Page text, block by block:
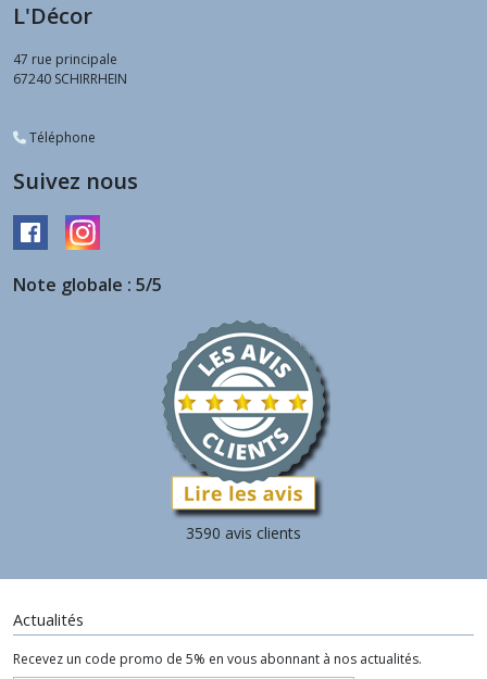
L'Décor
47 rue principale
67240 SCHIRRHEIN
Téléphone
Suivez nous
Note globale : 5/5
3590 avis clients
Actualités
Recevez un code promo de 5% en vous abonnant à nos actualités.